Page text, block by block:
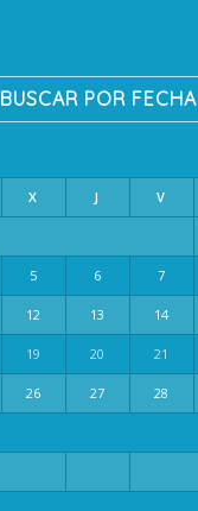
BUSCAR POR FECHA
X J V
5 6 7
12 13 14
19 20 21
26 27 28